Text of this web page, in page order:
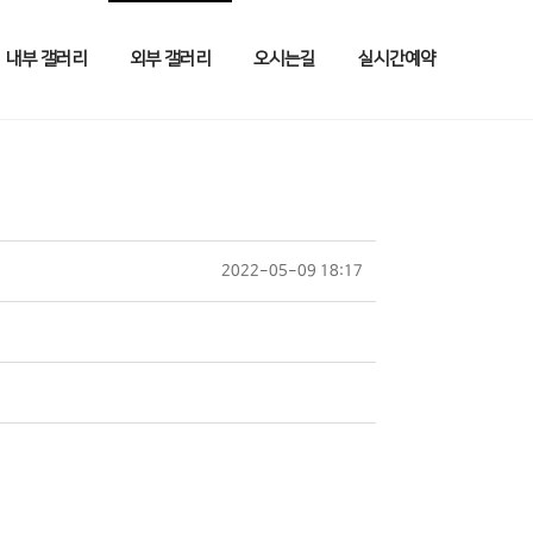
내부 갤러리 외부 갤러리 오시는길 실시간예약
2022-05-09 18:17